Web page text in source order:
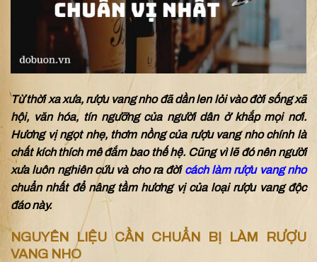
Từ thời xa xưa, rượu vang nho đã dần len lỏi vào đời sống xã
hội, văn hóa, tín ngưỡng của người dân ở khắp mọi nơi.
Hương vị ngọt nhẹ, thơm nồng của rượu vang nho chính là
chất kích thích mê đắm bao thế hệ. Cũng vì lẽ đó nên người
xưa luôn nghiên cứu và cho ra đời cách làm rượu vang nho
chuẩn nhất để nâng tầm hương vị của loại rượu vang độc
đáo này.
NGUYÊN LIỆU CẦN CHUẨN BỊ LÀM RƯỢU
VANG NHO